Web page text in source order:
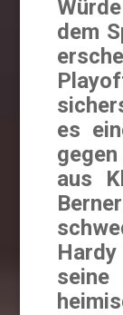
dem
es
aus